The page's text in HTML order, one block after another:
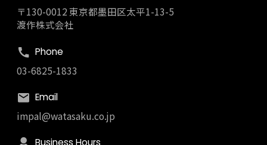
〒130-0012 東京都墨田区太平1-13-5
渡作株式会社
Phone
03-6825-1833
Email
impal@watasaku.co.jp
Business Hours